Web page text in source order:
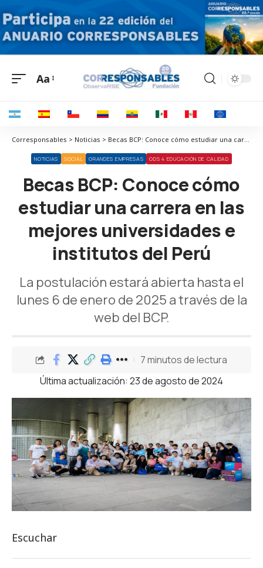
Aa
Corresponsables > Noticias > Becas BCP: Conoce cómo estudiar una carrera en las mejores universidades e institutos del Perú
NOTICIAS SOCIAL GRANDES EMPRESAS ODS 4 EDUCACIÓN DE CALIDAD
Becas BCP: Conoce cómo
estudiar una carrera en las
mejores universidades e
institutos del Perú
La postulación estará abierta hasta el
lunes 6 de enero de 2025 a través de la
web del BCP.
Última actualización: 23 de agosto de 2024
7 minutos de lectura
Escuchar